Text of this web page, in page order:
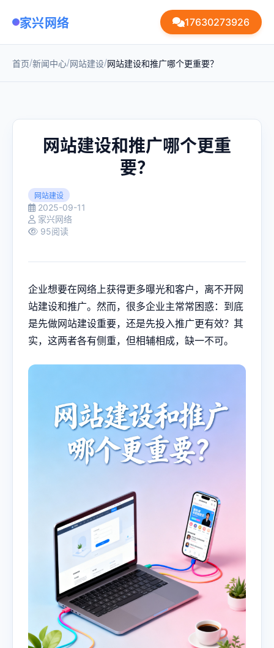
家兴网络 17630273926
首页/新闻中心/网站建设/网站建设和推广哪个更重要？
网站建设和推广哪个更重
要？
网站建设
2025-09-11
家兴网络
95阅读
企业想要在网络上获得更多曝光和客户，离不开网
站建设和推广。然而，很多企业主常常困惑：到底
是先做网站建设重要，还是先投入推广更有效？其
实，这两者各有侧重，但相辅相成，缺一不可。